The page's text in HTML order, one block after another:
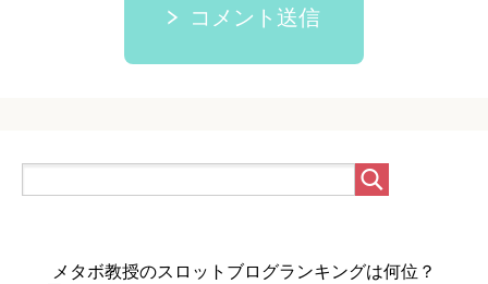
コメント送信
メタボ教授のスロットブログランキングは何位？